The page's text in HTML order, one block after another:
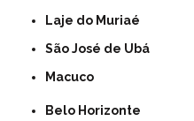
Laje do Muriaé
São José de Ubá
Macuco
Belo Horizonte